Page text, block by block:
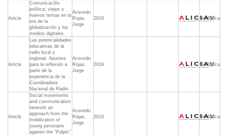
Article
Comunicación
política: viejos y
nuevos temas en la
era de la
globalización y los
medios digitales
Acevedo
Rojas,
Jorge
2019 No Aplica
Article
Las potencialidades
educativas de la
radio local y
regional. Apuntes
para la reflexión a
partir de la
experiencia de la
Coordinadora
Nacional de Radio
Acevedo
Rojas,
Jorge
2019 No Aplica
Article
Social movements
and communication
network an
approach from the
mobilization of
young peruvians
against the “Pulpin”
Acevedo
Rojas,
Jorge
2019 No Aplica